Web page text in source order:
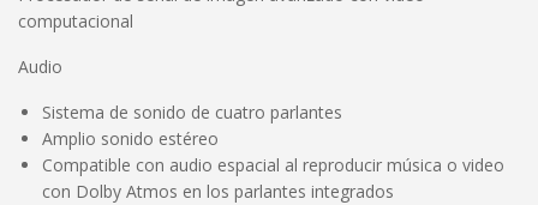
computacional
Audio
Sistema de sonido de cuatro parlantes
Amplio sonido estéreo
Compatible con audio espacial al reproducir música o video
con Dolby Atmos en los parlantes integrados